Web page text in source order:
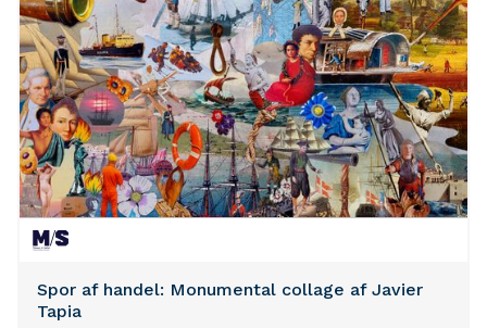
Designmuseum Danmark med en stor, sanselig
udstilling, der tager den besøgende med på en
oplevelsesrig rejse gennem designerens univers.
Spor af handel: Monumental collage af Javier
Tapia